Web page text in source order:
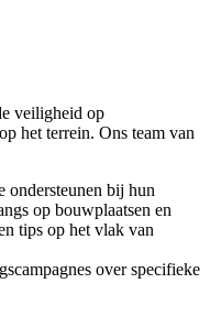
veiligheid op
het terrein. Ons team van
ondersteunen bij hun
op bouwplaatsen en
tips op het vlak van
over specifieke